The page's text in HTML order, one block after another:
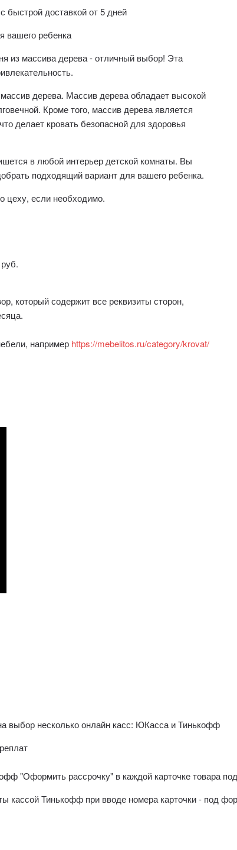
быстрой доставкой от 5 дней
вашего ребенка
из массива дерева - отличный выбор! Эта
дерева. Массив дерева обладает высокой
Кроме того, массив дерева является
делает кровать безопасной для здоровья
в любой интерьер детской комнаты. Вы
подходящий вариант для вашего ребенка.
цеху, если необходимо.
который содержит все реквизиты сторон,
например https://mebelitos.ru/category/krovat/
выбор несколько онлайн касс: ЮКасса и Тинькофф
"Оформить рассрочку" в каждой карточке товара
кассой Тинькофф при вводе номера карточки - под